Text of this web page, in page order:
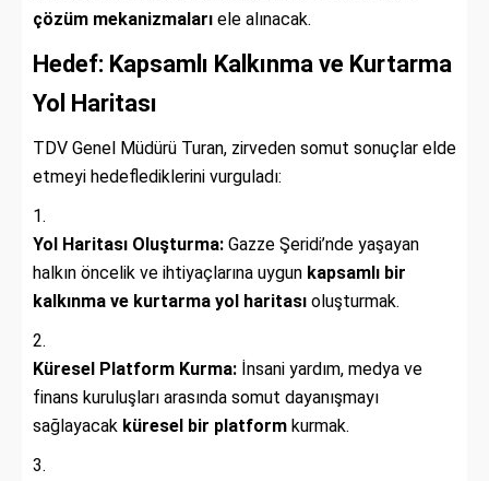
çözüm mekanizmaları ele alınacak.
Hedef: Kapsamlı Kalkınma ve Kurtarma
Yol Haritası
TDV Genel Müdürü Turan, zirveden somut sonuçlar elde
etmeyi hedeflediklerini vurguladı:
Yol Haritası Oluşturma: Gazze Şeridi’nde yaşayan
halkın öncelik ve ihtiyaçlarına uygun kapsamlı bir
kalkınma ve kurtarma yol haritası oluşturmak.
Küresel Platform Kurma: İnsani yardım, medya ve
finans kuruluşları arasında somut dayanışmayı
sağlayacak küresel bir platform kurmak.